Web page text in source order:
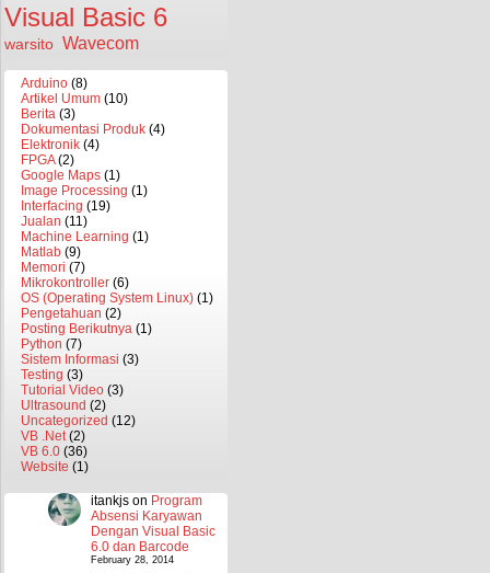
Visual Basic 6
warsito Wavecom
Arduino (8)
Artikel Umum (10)
Berita (3)
Dokumentasi Produk (4)
Elektronik (4)
FPGA(2)
Google Maps (1)
Image Processing (1)
Interfacing (19)
Jualan (11)
Machine Learning (1)
Matlab (9)
Memori (7)
Mikrokontroller (6)
OS (Operating System Linux) (1)
Pengetahuan (2)
Posting Berikutnya (1)
Python (7)
Sistem Informasi (3)
Testing (3)
Tutorial Video (3)
Ultrasound (2)
Uncategorized (12)
VB .Net(2)
VB 6.0 (36)
Website (1)
itankjs on Program
Absensi Karyawan
Dengan Visual Basic
6.0 dan Barcode
February 28, 2014